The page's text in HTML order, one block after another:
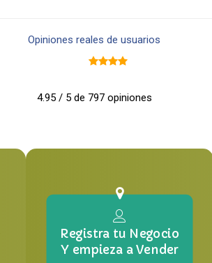
Opiniones reales de usuarios
4.95 / 5 de 797 opiniones
Registra tu Negocio
Y empieza a Vender